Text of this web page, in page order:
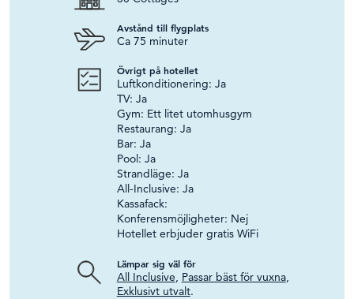
Avstånd till flygplats
Ca 75 minuter
Övrigt på hotellet
Luftkonditionering: Ja
TV: Ja
Gym: Ett litet utomhusgym
Restaurang: Ja
Bar: Ja
Pool: Ja
Strandläge: Ja
All-Inclusive: Ja
Kassafack:
Konferensmöjligheter: Nej
Hotellet erbjuder gratis WiFi
Lämpar sig väl för
All Inclusive, Passar bäst för vuxna,
Exklusivt utvalt.